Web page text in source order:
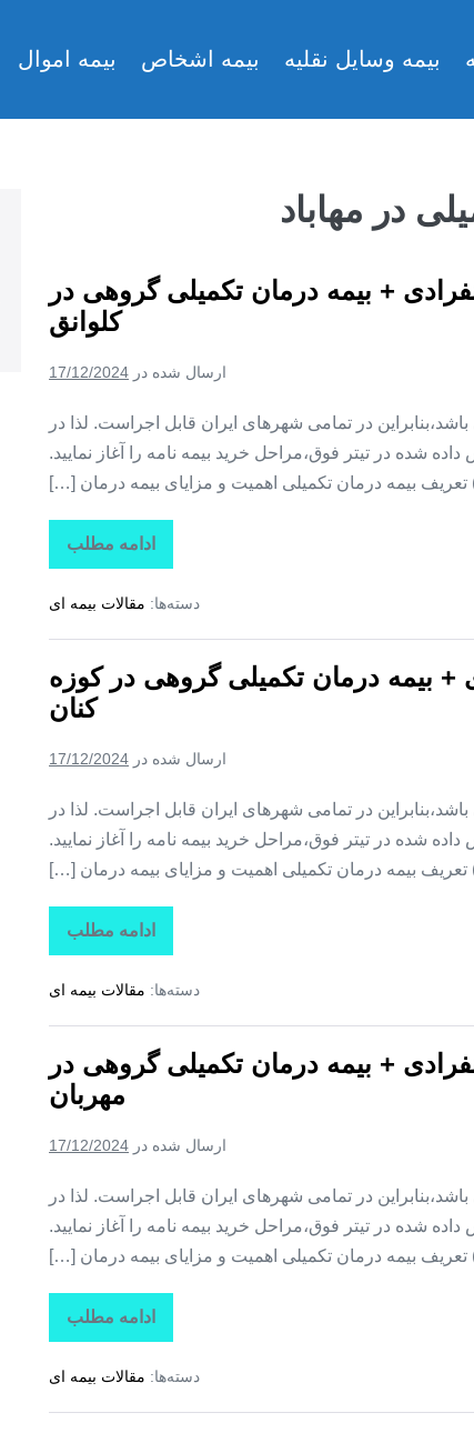
بیمه وسایل نقلیه بیمه اشخاص بیمه اموال
در مهاباد
+ بیمه درمان تکمیلی گروهی در
کلوانق
ارسال شده در 17/12/2024
باشد،بنابراین در تمامی شهرهای ایران قابل اجراست. لذا در
شده در تیتر فوق،مراحل خرید بیمه نامه را آغاز نمایید.
بیمه درمان تکمیلی اهمیت و مزایای بیمه درمان […]
ادامه مطلب
تاراز
بیمه
بیمه
درمان
+
بیمه
درمان
در
دسته‌ها: مقالات بیمه ای
+ بیمه درمان تکمیلی گروهی در کوزه
کنان
ارسال شده در 17/12/2024
باشد،بنابراین در تمامی شهرهای ایران قابل اجراست. لذا در
شده در تیتر فوق،مراحل خرید بیمه نامه را آغاز نمایید.
بیمه درمان تکمیلی اهمیت و مزایای بیمه درمان […]
ادامه مطلب
تاراز
بیمه
بیمه
درمان
+
بیمه
درمان
تکمیلی
در
کنان
دسته‌ها: مقالات بیمه ای
+ بیمه درمان تکمیلی گروهی در
مهربان
ارسال شده در 17/12/2024
باشد،بنابراین در تمامی شهرهای ایران قابل اجراست. لذا در
شده در تیتر فوق،مراحل خرید بیمه نامه را آغاز نمایید.
بیمه درمان تکمیلی اهمیت و مزایای بیمه درمان […]
ادامه مطلب
تاراز
بیمه
بیمه
درمان
دسته‌ها: مقالات بیمه ای